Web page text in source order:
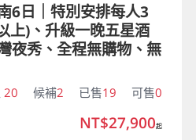
6日｜特別安排每人3
上)、升級一晚五星酒
夜秀、全程無購物、無
20 候補2 已售19 可售0
NT$27,900起